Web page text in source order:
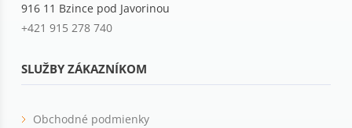
916 11 Bzince pod Javorinou
+421 915 278 740
SLUŽBY ZÁKAZNÍKOM
Obchodné podmienky